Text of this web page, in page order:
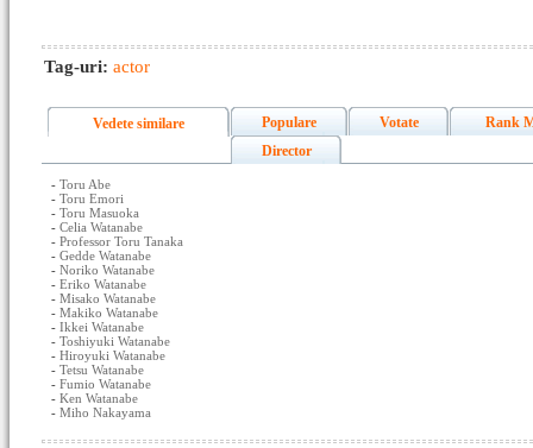
Tag-uri: actor
Vedete similare Populare Votate
Rank
Director
- Toru Abe
- Toru Emori
- Toru Masuoka
- Celia Watanabe
- Professor Toru Tanaka
- Gedde Watanabe
- Noriko Watanabe
- Eriko Watanabe
- Misako Watanabe
- Makiko Watanabe
- Ikkei Watanabe
- Toshiyuki Watanabe
- Hiroyuki Watanabe
- Tetsu Watanabe
- Fumio Watanabe
- Ken Watanabe
- Miho Nakayama